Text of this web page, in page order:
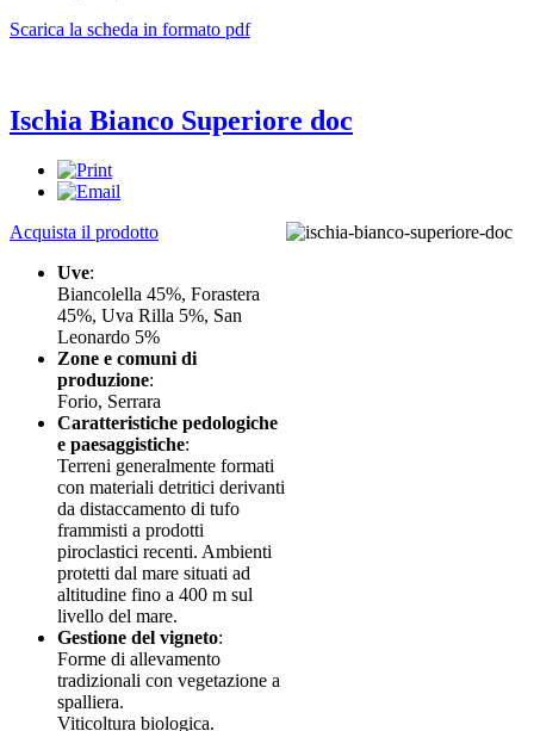
Scarica la scheda in formato pdf
Ischia Bianco Superiore doc
Acquista il prodotto
Uve:
Biancolella 45%, Forastera
45%, Uva Rilla 5%, San
Leonardo 5%
Zone e comuni di
produzione:
Forio, Serrara
Caratteristiche pedologiche
e paesaggistiche:
Terreni generalmente formati
con materiali detritici derivanti
da distaccamento di tufo
frammisti a prodotti
piroclastici recenti. Ambienti
protetti dal mare situati ad
altitudine fino a 400 m sul
livello del mare.
Gestione del vigneto:
Forme di allevamento
tradizionali con vegetazione a
spalliera.
Viticoltura biologica.